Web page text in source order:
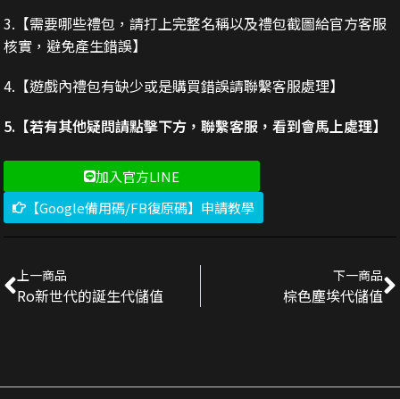
3. 【需要哪些禮包，請打上完整名稱以及禮包截圖給官方客服
核實，避免產生錯誤】
4.【遊戲內禮包有缺少或是購買錯誤請聯繫客服處理】
5.【若有其他疑問請點擊下方，聯繫客服，看到會馬上處理】
加入官方LINE
【Google備用碼/FB復原碼】申請教學
上一商品
Ro新世代的誕生代儲值
下一商品
棕色塵埃代儲值